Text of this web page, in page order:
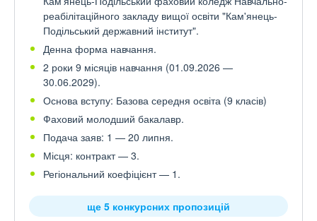
реабілітаційного закладу вищої освіти "Кам'янець-
Подільський державний інститут".
Денна форма навчання.
2 роки 9 місяців навчання (01.09.2026 —
30.06.2029).
Основа вступу: Базова середня освіта (9 класів)
Фаховий молодший бакалавр.
Подача заяв: 1 — 20 липня.
Місця: контракт — 3.
Регіональний коефіцієнт — 1.
ще 5 конкурсних пропозицій